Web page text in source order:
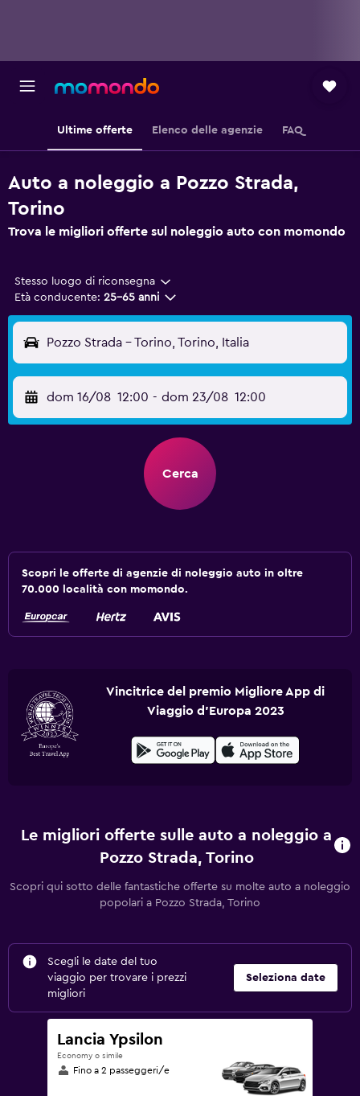
Ultime offerte Elenco delle agenzie FAQ
Auto a noleggio a Pozzo Strada,
Torino
Trova le migliori offerte sul noleggio auto con momondo
Stesso luogo di riconsegna
Età conducente: 25-65 anni
Pozzo Strada - Torino, Torino, Italia
dom 16/08 12:00 - dom 23/08 12:00
Cerca
Scopri le offerte di agenzie di noleggio auto in oltre
70.000 località con momondo.
Vincitrice del premio Migliore App di
Viaggio d'Europa 2023
Le migliori offerte sulle auto a noleggio a
Pozzo Strada, Torino
Scopri qui sotto delle fantastiche offerte su molte auto a noleggio
popolari a Pozzo Strada, Torino
Scegli le date del tuo
viaggio per trovare i prezzi
migliori
Seleziona date
Lancia Ypsilon
Economy o simile
Fino a 2 passeggeri/e